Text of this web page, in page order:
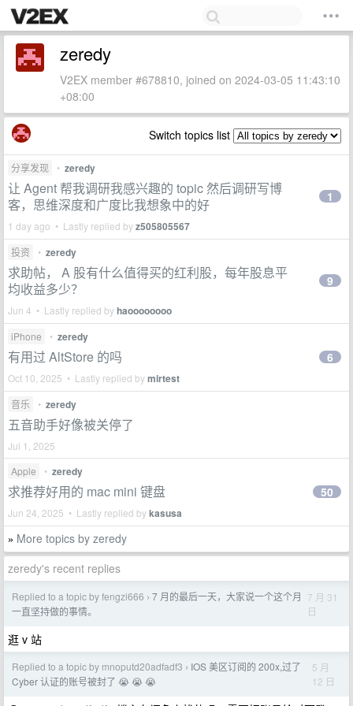
zeredy
V2EX member #678810, joined on 2024-03-05 11:43:10
+08:00
Switch topics list
分享发现 • zeredy
让 Agent 帮我调研我感兴趣的 topic 然后调研写博
客，思维深度和广度比我想象中的好
1 day ago • Lastly replied byz505805567
1
投资 • zeredy
求助帖， A 股有什么值得买的红利股，每年股息平
均收益多少？
Jun 4 • Lastly replied byhaoooooooo
9
iPhone • zeredy
有用过 AltStore 的吗
Oct 10, 2025 • Lastly replied bymirtest
6
音乐 • zeredy
五音助手好像被关停了
Jul 1, 2025
Apple
• zeredy
求推荐好用的 mac mini 键盘
Jun 24, 2025 • Lastly replied bykasusa
50
» More topics by zeredy
zeredy's recent replies
Replied to a topic by fengzi666 › 7 月的最后一天，大家说一个这个月
一直坚持做的事情。
7 月 31
日
逛 v 站
Replied to a topic by mnoputd20adfadf3 › IOS 美区订阅的 200x,过了
Cyber 认证的账号被封了 😭 😭 😭
5 月
12 日